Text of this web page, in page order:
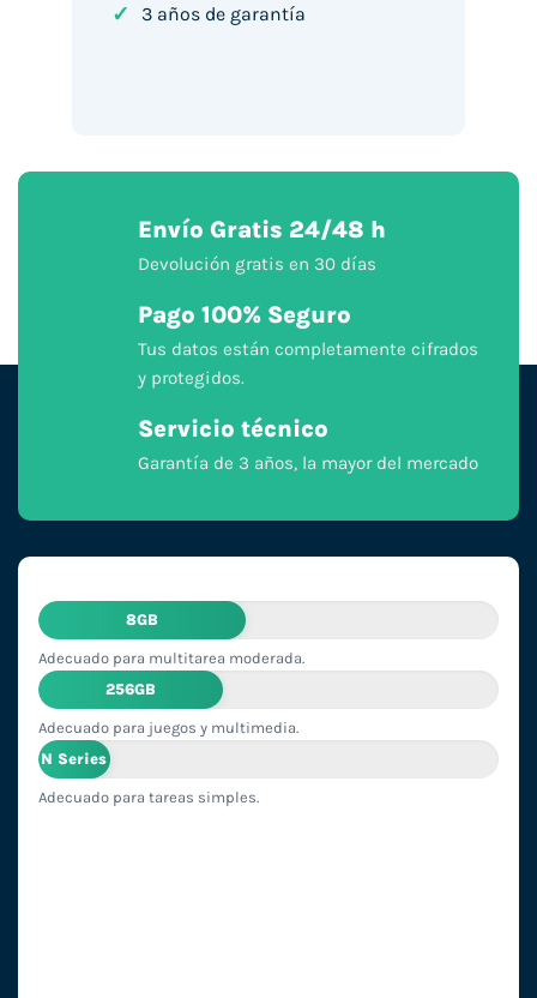
✓ 3 años de garantía
Envío Gratis 24/48 h
Devolución gratis en 30 días
Pago 100% Seguro
Tus datos están completamente cifrados
y protegidos.
Servicio técnico
Garantía de 3 años, la mayor del mercado
8GB
Adecuado para multitarea moderada.
256GB
Adecuado para juegos y multimedia.
N Series
Adecuado para tareas simples.